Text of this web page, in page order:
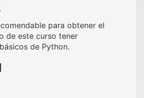
para obtener el
de este curso tener
de Python.